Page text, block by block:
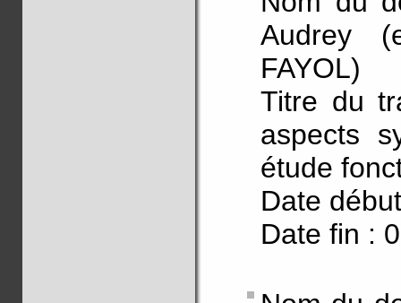
Audrey
FAYOL)
Titre du
aspects
étude
Date
Date fin :